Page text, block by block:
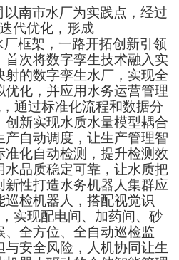
南市水厂为实践点，经过
代优化，形成
厂框架，一路开拓创新引领
首次将数字孪生技术融入实
射的数字孪生水厂，实现全
化，并应用水务运营管理
通过标准化流程和数据分
新实现水质水量模型耦合
自动调度，让生产管理智
化自动检测，提升检测效
水品质稳定可靠，让水质把
性打造水务机器人集群应
巡检机器人，搭配视觉识
实现配电间、加药间、砂
全方位、全自动巡检监
安全风险，人机协同让生